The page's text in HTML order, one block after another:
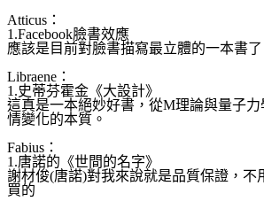
Atticus：
1.Facebook臉書效應
應該是目前對臉書描寫最立體的一本書了
Libraene：
1.史蒂芬霍金《大設計》
這真是一本絕妙好書，從M理論與量子
情變化的本質。
Fabius：
1.唐諾的《世間的名字》
謝材俊(唐諾)對我來說就是品質保證，不
買的